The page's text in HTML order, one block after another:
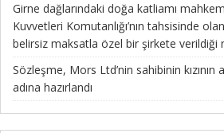
Girne dağlarındaki doğa katliamı
Kuvvetleri Komutanlığı’nın tahsisinde
belirsiz maksatla özel bir şirkete verildiği
Sözleşme, Mors Ltd’nin sahibinin kızının
adına hazırlandı